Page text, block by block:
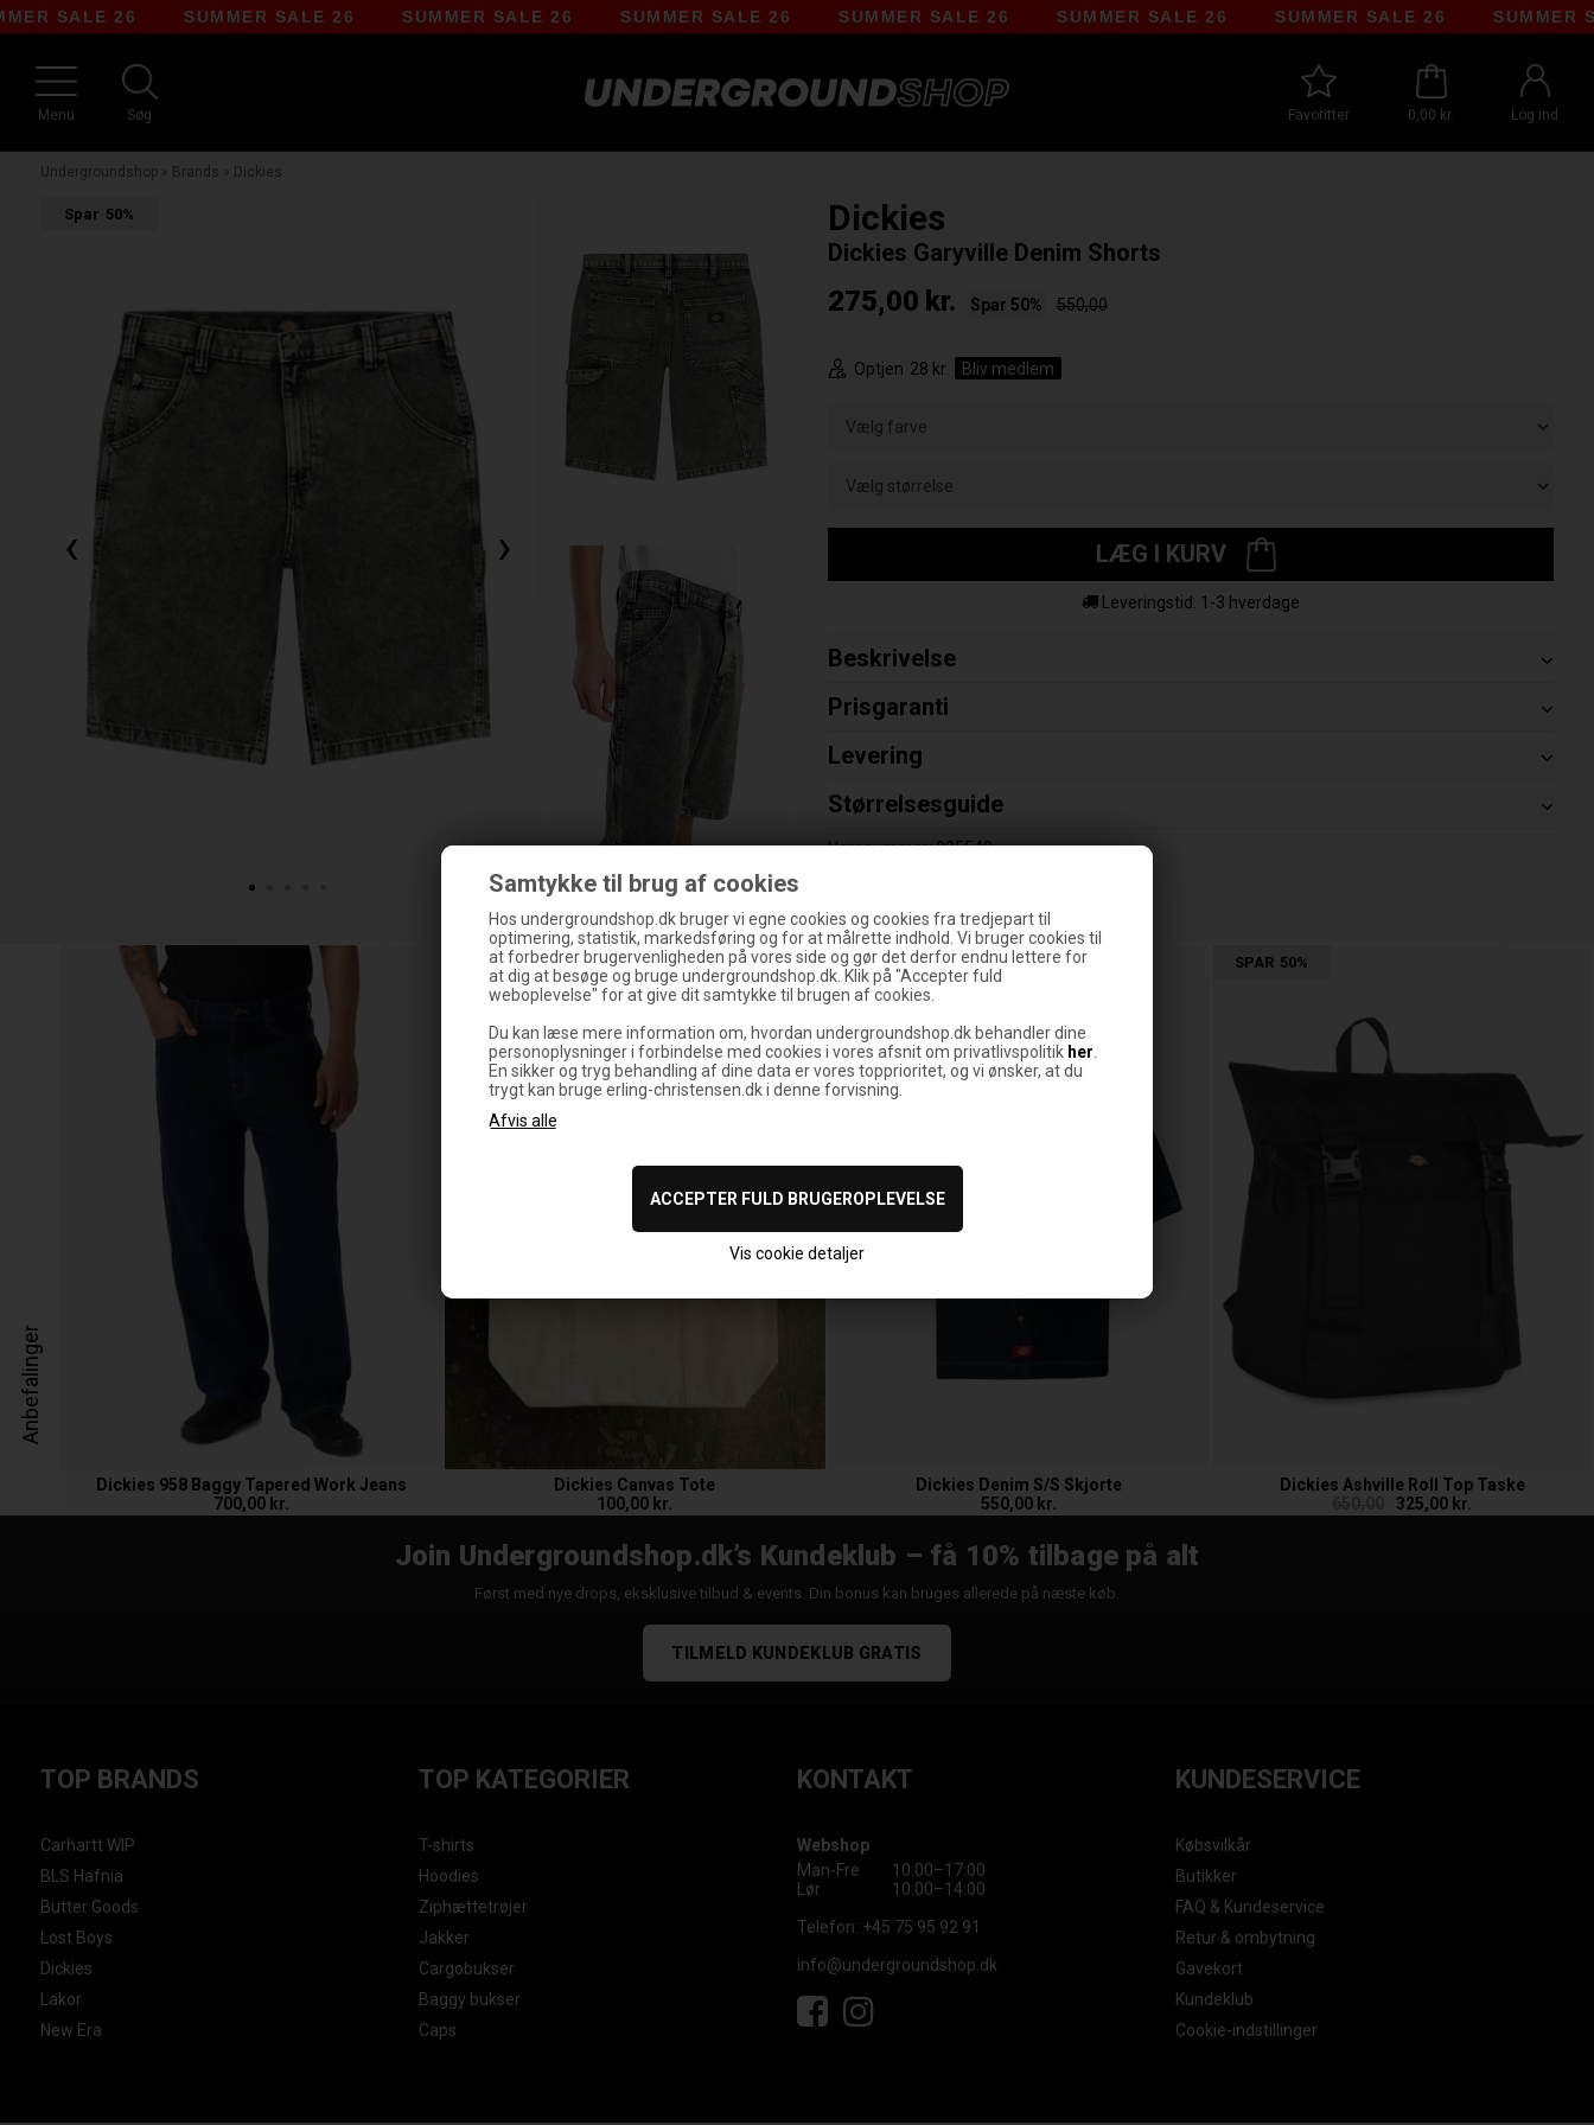
Samtykke til brug af cookies
Hos undergroundshop.dk bruger vi egne cookies og cookies fra tredjepart til
optimering, statistik, markedsføring og for at målrette indhold. Vi bruger cookies til
at forbedrer brugervenligheden på vores side og gør det derfor endnu lettere for
at dig at besøge og bruge undergroundshop.dk. Klik på "Accepter fuld
weboplevelse" for at give dit samtykke til brugen af cookies.
Du kan læse mere information om, hvordan undergroundshop.dk behandler dine
personoplysninger i forbindelse med cookies i vores afsnit om privatlivspolitik her
En sikker og tryg behandling af dine data er vores topprioritet, og vi ønsker, at du
trygt kan bruge erling-christensen.dk i denne forvisning.
Vis cookie detaljer
26 SUMMER SALE 26 SUMMER SALE 26 SUMMER SALE 26 SUMMER SALE 26 SUMMER SALE 26 SUMMER SALE 26 SUMMER SALE
Favoritter 0,00 kr. Log ind
Menu Søg
Undergroundshop» Brands » Dickies
Spar 50%
‹ ›
Dickies
Dickies Garyville Denim Shorts
275,00 kr. Spar 50% 550,00
Optjen 28 kr. Bliv medlem
LÆG I KURV
Leveringstid: 1-3 hverdage
Beskrivelse
Prisgaranti
Levering
Størrelsesguide
Varenummer:025549
Anbefalinger
Dickies 958 Baggy Tapered Work Jeans
700,00 kr.
Dickies Canvas Tote
100,00 kr.
Dickies Denim S/S Skjorte
550,00 kr.
SPAR 50%
Dickies Ashville Roll Top Taske
325,00 kr.
Join Undergroundshop.dk’s Kundeklub – få 10% tilbage på alt
Først med nye drops, eksklusive tilbud & events. Din bonus kan bruges allerede på næste køb.
TILMELD KUNDEKLUB GRATIS
TOP BRANDS
Carhartt WIP
BLS Hafnia
Butter Goods
Lost Boys
Dickies
Lakor
New Era
TOP KATEGORIER
T-shirts
Hoodies
Ziphættetrøjer
Jakker
Cargobukser
Baggy bukser
Caps
KONTAKT
Webshop
Man-Fre
10:00–17:00
Lør
10:00–14:00
Telefon: +45 75 95 92 91
info@undergroundshop.dk
FacebookInstagram
KUNDESERVICE
Købsvilkår
Butikker
FAQ & Kundeservice
Retur & ombytning
Gavekort
Kundeklub
Cookie-indstillinger